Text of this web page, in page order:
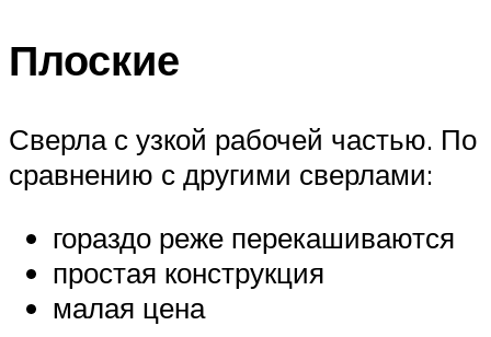
Плоские
Сверла с узкой рабочей частью. По
сравнению с другими сверлами:
гораздо реже перекашиваются
простая конструкция
малая цена